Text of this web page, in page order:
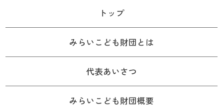
トップ
みらいこども財団とは
代表あいさつ
みらいこども財団概要